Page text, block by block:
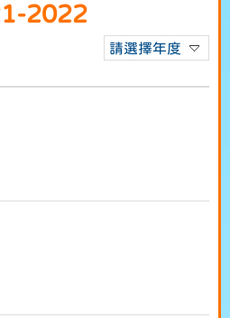
2022
請選擇年度